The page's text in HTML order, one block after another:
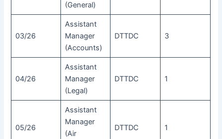
(General)
03/26
Assistant
Manager
(Accounts)
DTTDC 3
04/26
Assistant
Manager
(Legal)
DTTDC 1
05/26
Assistant
Manager
(Air
DTTDC 1